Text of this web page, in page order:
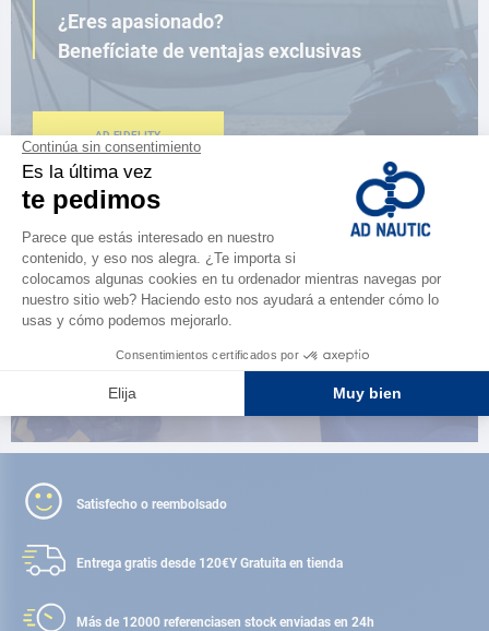
¿Eres apasionado?
Benefíciate de ventajas exclusivas
AD FIDELITY
CERCA DE TI
150 tiendas en el mundo,
la fuerza de una red
ENCUENTRA UNA TIENDA
Satisfecho o reembolsado
Entrega gratis desde 120€Y Gratuita en tienda
Más de 12000 referenciasen stock enviadas en 24h